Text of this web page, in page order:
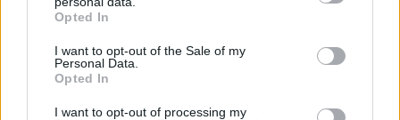
grant or deny consent to Google and its third-party tags to
use your data for below specified purposes in below Google
consent section.
Opted In
I want to opt-out of the Sale of my
Personal Data.
Opted In
I want to opt-out of processing my
Ο οδηγός του φορτηγού περιγράφει πώς έγινε το
τροχαίο με τους νεκρούς μάνα και γιο στις Σέρρες,
η 43χρονη και ο 21χρονος πήγαιναν μαζί για
δουλειά
07.08.2026, 13:17